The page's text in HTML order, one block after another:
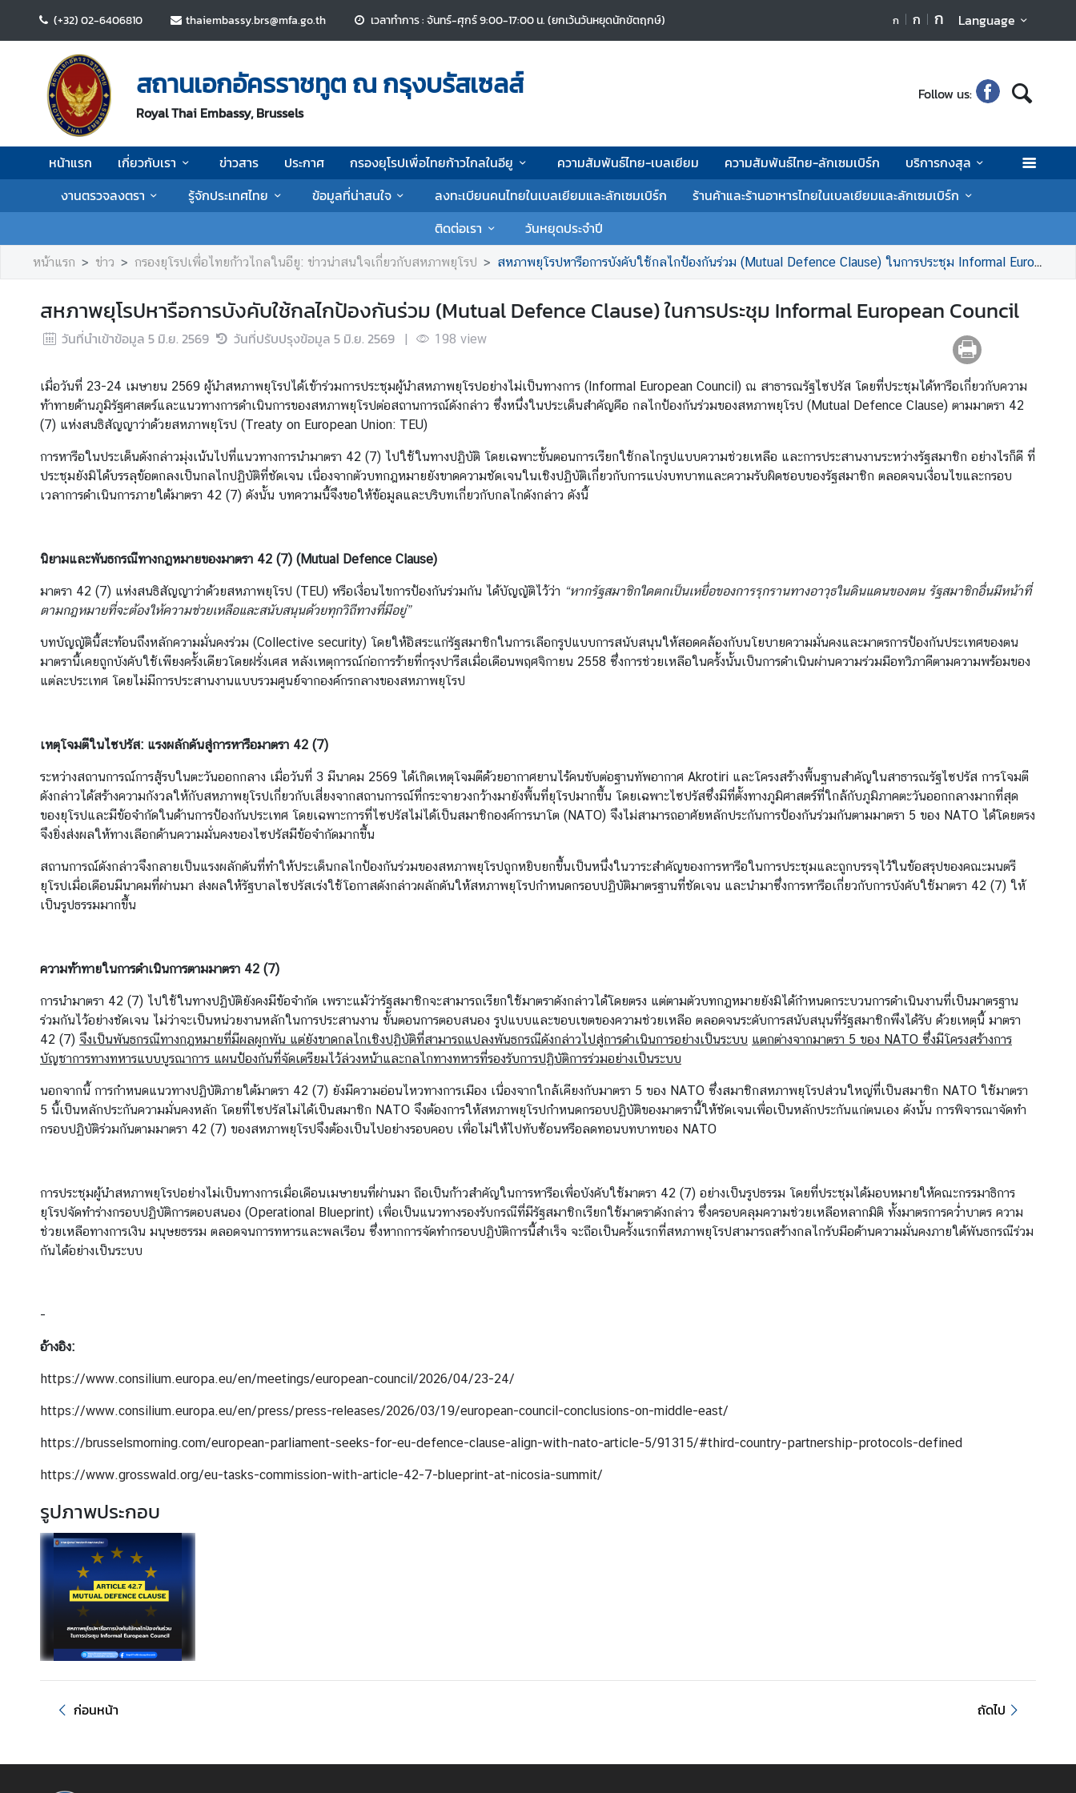
(+32) 02-6406810 thaiembassy.brs@mfa.go.th เวลาทำการ : จันทร์-ศุกร์ 9:00-17:00 น. (ยกเว้นวันหยุดนักขัตฤกษ์) ก ก ก Language
สถานเอกอัครราชทูต ณ กรุงบรัสเซลส์
Royal Thai Embassy, Brussels
Follow us:
หน้าแรก เกี่ยวกับเรา ข่าวสาร ประกาศ กรองยุโรปเพื่อไทยก้าวไกลในอียู ความสัมพันธ์ไทย-เบลเยียม ความสัมพันธ์ไทย-ลักเซมเบิร์ก
บริการกงสุล
งานตรวจลงตรา
รู้จักประเทศไทย ข้อมูลที่น่าสนใจ ลงทะเบียนคนไทยในเบลเยียมและลักเซมเบิร์ก
ร้านค้าและร้านอาหารไทยในเบลเยียมและลักเซมเบิร์ก
ติดต่อเรา
วันหยุดประจำปี
ก
เ
ว
กั
ร
า
ข่
า
ว
า
ร
ะ
า
ศ
ก
ร
อ
โ
ป
เ
พื่
อ
ท
ย
ก้
ไ
ล
ใ
น
อี
ยู
ค
ม
สั
ม
พั
ไ
ย
เ
บ
เ
ย
ค
ม
ธ์
-
หน้าแรก ข่าว กรองยุโรปเพื่อไทยก้าวไกลในอียู: ข่าวน่าสนใจเกี่ยวกับสหภาพยุโรป สหภาพยุโรปหารือการบังคับใช้กลไกป้องกันร่วม (Mutual Defence Clause) ในการประชุม Informal European Council
สหภาพยุโรปหารือการบังคับใช้กลไกป้องกันร่วม (Mutual Defence Clause) ในการประชุม Informal European Council
วันที่นำเข้าข้อมูล 5 มิ.ย. 2569 วันที่ปรับปรุงข้อมูล 5 มิ.ย. 2569 | 198 view
เมื่อวันที่ 23-24 เมษายน 2569 ผู้นำสหภาพยุโรปได้เข้าร่วมการประชุมผู้นำสหภาพยุโรปอย่างไม่เป็นทางการ (Informal European Council) ณ สาธารณรัฐไซปรัส โดยที่ประชุมได้หารือเกี่ยวกับความ
ท้าทายด้านภูมิรัฐศาสตร์และแนวทางการดำเนินการของสหภาพยุโรปต่อสถานการณ์ดังกล่าว ซึ่งหนึ่งในประเด็นสำคัญคือ กลไกป้องกันร่วมของสหภาพยุโรป (Mutual Defence Clause) ตามมาตรา 42
(7) แห่งสนธิสัญญาว่าด้วยสหภาพยุโรป (Treaty on European Union: TEU)
การหารือในประเด็นดังกล่าวมุ่งเน้นไปที่แนวทางการนำมาตรา 42 (7) ไปใช้ในทางปฏิบัติ โดยเฉพาะขั้นตอนการเรียกใช้กลไกรูปแบบความช่วยเหลือ และการประสานงานระหว่างรัฐสมาชิก อย่างไรก็ดี ที่
ประชุมยังมิได้บรรลุข้อตกลงเป็นกลไกปฏิบัติที่ชัดเจน เนื่องจากตัวบทกฎหมายยังขาดความชัดเจนในเชิงปฏิบัติเกี่ยวกับการแบ่งบทบาทและความรับผิดชอบของรัฐสมาชิก ตลอดจนเงื่อนไขและกรอบ
เวลาการดำเนินการภายใต้มาตรา 42 (7) ดังนั้น บทความนี้จึงขอให้ข้อมูลและบริบทเกี่ยวกับกลไกดังกล่าว ดังนี้
นิยามและพันธกรณีทางกฎหมายของมาตรา 42 (7) (Mutual Defence Clause)
มาตรา 42 (7) แห่งสนธิสัญญาว่าด้วยสหภาพยุโรป (TEU) หรือเงื่อนไขการป้องกันร่วมกัน ได้บัญญัติไว้ว่า “หากรัฐสมาชิกใดตกเป็นเหยื่อของการรุกรานทางอาวุธในดินแดนของตน รัฐสมาชิกอื่นมีหน้าที่
ตามกฎหมายที่จะต้องให้ความช่วยเหลือและสนับสนุนด้วยทุกวิถีทางที่มีอยู่”
บทบัญญัตินี้สะท้อนถึงหลักความมั่นคงร่วม (Collective security) โดยให้อิสระแก่รัฐสมาชิกในการเลือกรูปแบบการสนับสนุนให้สอดคล้องกับนโยบายความมั่นคงและมาตรการป้องกันประเทศของตน
มาตรานี้เคยถูกบังคับใช้เพียงครั้งเดียวโดยฝรั่งเศส หลังเหตุการณ์ก่อการร้ายที่กรุงปารีสเมื่อเดือนพฤศจิกายน 2558 ซึ่งการช่วยเหลือในครั้งนั้นเป็นการดำเนินผ่านความร่วมมือทวิภาคีตามความพร้อมของ
แต่ละประเทศ โดยไม่มีการประสานงานแบบรวมศูนย์จากองค์กรกลางของสหภาพยุโรป
เหตุโจมตีในไซปรัส: แรงผลักดันสู่การหารือมาตรา 42 (7)
ระหว่างสถานการณ์การสู้รบในตะวันออกกลาง เมื่อวันที่ 3 มีนาคม 2569 ได้เกิดเหตุโจมตีด้วยอากาศยานไร้คนขับต่อฐานทัพอากาศ Akrotiri และโครงสร้างพื้นฐานสำคัญในสาธารณรัฐไซปรัส การโจมตี
ดังกล่าวได้สร้างความกังวลให้กับสหภาพยุโรปเกี่ยวกับเสี่ยงจากสถานการณ์ที่กระจายวงกว้างมายังพื้นที่ยุโรปมากขึ้น โดยเฉพาะไซปรัสซึ่งมีที่ตั้งทางภูมิศาสตร์ที่ใกล้กับภูมิภาคตะวันออกกลางมากที่สุด
ของยุโรปและมีข้อจำกัดในด้านการป้องกันประเทศ โดยเฉพาะการที่ไซปรัสไม่ได้เป็นสมาชิกองค์การนาโต (NATO) จึงไม่สามารถอาศัยหลักประกันการป้องกันร่วมกันตามมาตรา 5 ของ NATO ได้โดยตรง
จึงยิ่งส่งผลให้ทางเลือกด้านความมั่นคงของไซปรัสมีข้อจำกัดมากขึ้น
สถานการณ์ดังกล่าวจึงกลายเป็นแรงผลักดันที่ทำให้ประเด็นกลไกป้องกันร่วมของสหภาพยุโรปถูกหยิบยกขึ้นเป็นหนึ่งในวาระสำคัญของการหารือในการประชุมและถูกบรรจุไว้ในข้อสรุปของคณะมนตรี
ยุโรปเมื่อเดือนมีนาคมที่ผ่านมา ส่งผลให้รัฐบาลไซปรัสเร่งใช้โอกาสดังกล่าวผลักดันให้สหภาพยุโรปกำหนดกรอบปฏิบัติมาตรฐานที่ชัดเจน และนำมาซึ่งการหารือเกี่ยวกับการบังคับใช้มาตรา 42 (7) ให้
เป็นรูปธรรมมากขึ้น
ความท้าทายในการดำเนินการตามมาตรา 42 (7)
การนำมาตรา 42 (7) ไปใช้ในทางปฏิบัติยังคงมีข้อจำกัด เพราะแม้ว่ารัฐสมาชิกจะสามารถเรียกใช้มาตราดังกล่าวได้โดยตรง แต่ตามตัวบทกฎหมายยังมิได้กำหนดกระบวนการดำเนินงานที่เป็นมาตรฐาน
ร่วมกันไว้อย่างชัดเจน ไม่ว่าจะเป็นหน่วยงานหลักในการประสานงาน ขั้นตอนการตอบสนอง รูปแบบและขอบเขตของความช่วยเหลือ ตลอดจนระดับการสนับสนุนที่รัฐสมาชิกพึงได้รับ ด้วยเหตุนี้ มาตรา
42 (7) จึงเป็นพันธกรณีทางกฎหมายที่มีผลผูกพัน แต่ยังขาดกลไกเชิงปฏิบัติที่สามารถแปลงพันธกรณีดังกล่าวไปสู่การดำเนินการอย่างเป็นระบบ แตกต่างจากมาตรา 5 ของ NATO ซึ่งมีโครงสร้างการ
บัญชาการทางทหารแบบบูรณาการ แผนป้องกันที่จัดเตรียมไว้ล่วงหน้าและกลไกทางทหารที่รองรับการปฏิบัติการร่วมอย่างเป็นระบบ
นอกจากนี้ การกำหนดแนวทางปฏิบัติภายใต้มาตรา 42 (7) ยังมีความอ่อนไหวทางการเมือง เนื่องจากใกล้เคียงกับมาตรา 5 ของ NATO ซึ่งสมาชิกสหภาพยุโรปส่วนใหญ่ที่เป็นสมาชิก NATO ใช้มาตรา
5 นี้เป็นหลักประกันความมั่นคงหลัก โดยที่ไซปรัสไม่ได้เป็นสมาชิก NATO จึงต้องการให้สหภาพยุโรปกำหนดกรอบปฏิบัติของมาตรานี้ให้ชัดเจนเพื่อเป็นหลักประกันแก่ตนเอง ดังนั้น การพิจารณาจัดทำ
กรอบปฏิบัติร่วมกันตามมาตรา 42 (7) ของสหภาพยุโรปจึงต้องเป็นไปอย่างรอบคอบ เพื่อไม่ให้ไปทับซ้อนหรือลดทอนบทบาทของ NATO
การประชุมผู้นำสหภาพยุโรปอย่างไม่เป็นทางการเมื่อเดือนเมษายนที่ผ่านมา ถือเป็นก้าวสำคัญในการหารือเพื่อบังคับใช้มาตรา 42 (7) อย่างเป็นรูปธรรม โดยที่ประชุมได้มอบหมายให้คณะกรรมาธิการ
ยุโรปจัดทำร่างกรอบปฏิบัติการตอบสนอง (Operational Blueprint) เพื่อเป็นแนวทางรองรับกรณีที่มีรัฐสมาชิกเรียกใช้มาตราดังกล่าว ซึ่งครอบคลุมความช่วยเหลือหลากมิติ ทั้งมาตรการคว่ำบาตร ความ
ช่วยเหลือทางการเงิน มนุษยธรรม ตลอดจนการทหารและพลเรือน ซึ่งหากการจัดทำกรอบปฏิบัติการนี้สำเร็จ จะถือเป็นครั้งแรกที่สหภาพยุโรปสามารถสร้างกลไกรับมือด้านความมั่นคงภายใต้พันธกรณีร่วม
กันได้อย่างเป็นระบบ
-
อ้างอิง:
https://www.consilium.europa.eu/en/meetings/european-council/2026/04/23-24/
https://www.consilium.europa.eu/en/press/press-releases/2026/03/19/european-council-conclusions-on-middle-east/
https://brusselsmorning.com/european-parliament-seeks-for-eu-defence-clause-align-with-nato-article-5/91315/#third-country-partnership-protocols-defined
https://www.grosswald.org/eu-tasks-commission-with-article-42-7-blueprint-at-nicosia-summit/
รูปภาพประกอบ
ก่อนหน้า ถัดไป